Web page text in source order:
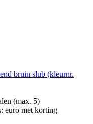
bruin slub (kleurnr.
(max. 5)
euro met korting